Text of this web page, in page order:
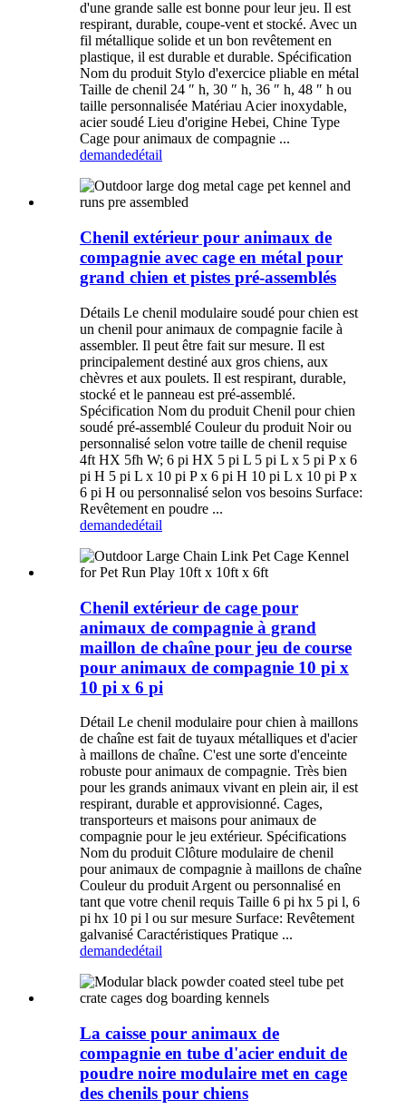
d'une grande salle est bonne pour leur jeu. Il est
respirant, durable, coupe-vent et stocké. Avec un
fil métallique solide et un bon revêtement en
plastique, il est durable et durable. Spécification
Nom du produit Stylo d'exercice pliable en métal
Taille de chenil 24 ″ h, 30 ″ h, 36 ″ h, 48 ″ h ou
taille personnalisée Matériau Acier inoxydable,
acier soudé Lieu d'origine Hebei, Chine Type
Cage pour animaux de compagnie ...
demandedétail
Chenil extérieur pour animaux de
compagnie avec cage en métal pour
grand chien et pistes pré-assemblés
Détails Le chenil modulaire soudé pour chien est
un chenil pour animaux de compagnie facile à
assembler. Il peut être fait sur mesure. Il est
principalement destiné aux gros chiens, aux
chèvres et aux poulets. Il est respirant, durable,
stocké et le panneau est pré-assemblé.
Spécification Nom du produit Chenil pour chien
soudé pré-assemblé Couleur du produit Noir ou
personnalisé selon votre taille de chenil requise
4ft HX 5fh W; 6 pi HX 5 pi L 5 pi L x 5 pi P x 6
pi H 5 pi L x 10 pi P x 6 pi H 10 pi L x 10 pi P x
6 pi H ou personnalisé selon vos besoins Surface:
Revêtement en poudre ...
demandedétail
Chenil extérieur de cage pour
animaux de compagnie à grand
maillon de chaîne pour jeu de course
pour animaux de compagnie 10 pi x
10 pi x 6 pi
Détail Le chenil modulaire pour chien à maillons
de chaîne est fait de tuyaux métalliques et d'acier
à maillons de chaîne. C'est une sorte d'enceinte
robuste pour animaux de compagnie. Très bien
pour les grands animaux vivant en plein air, il est
respirant, durable et approvisionné. Cages,
transporteurs et maisons pour animaux de
compagnie pour le jeu extérieur. Spécifications
Nom du produit Clôture modulaire de chenil
pour animaux de compagnie à maillons de chaîne
Couleur du produit Argent ou personnalisé en
tant que votre chenil requis Taille 6 pi hx 5 pi l, 6
pi hx 10 pi l ou sur mesure Surface: Revêtement
galvanisé Caractéristiques Pratique ...
demandedétail
La caisse pour animaux de
compagnie en tube d'acier enduit de
poudre noire modulaire met en cage
des chenils pour chiens